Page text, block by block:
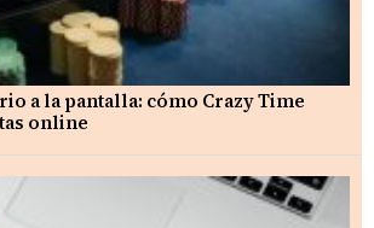
a la pantalla: cómo Crazy Time
online